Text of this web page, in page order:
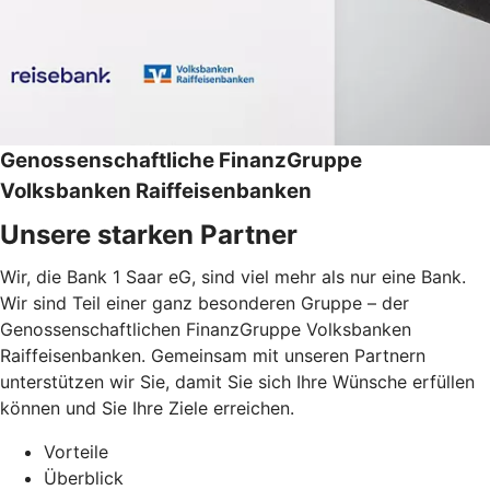
Genossenschaftliche FinanzGruppe
Volksbanken Raiffeisenbanken
Unsere starken Partner
Wir, die Bank 1 Saar eG, sind viel mehr als nur eine Bank.
Wir sind Teil einer ganz besonderen Gruppe – der
Genossenschaftlichen FinanzGruppe Volksbanken
Raiffeisenbanken. Gemeinsam mit unseren Partnern
unterstützen wir Sie, damit Sie sich Ihre Wünsche erfüllen
können und Sie Ihre Ziele erreichen.
Vorteile
Überblick